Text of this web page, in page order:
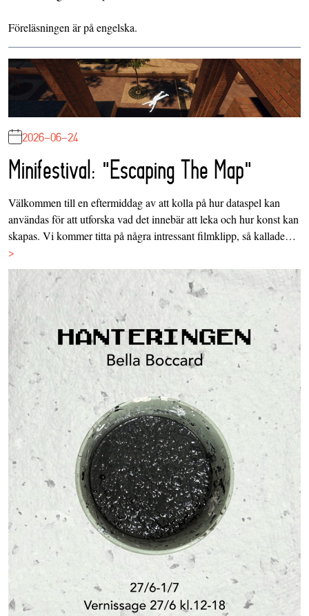
Föreläsningen är på engelska.
2026-06-24
Minifestival: "Escaping The Map"
Välkommen till en eftermiddag av att kolla på hur dataspel kan
användas för att utforska vad det innebär att leka och hur konst kan
skapas. Vi kommer titta på några intressant filmklipp, så kallade…
>